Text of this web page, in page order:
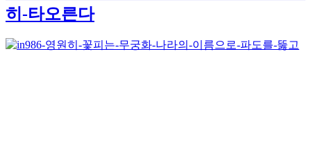
히-타오른다